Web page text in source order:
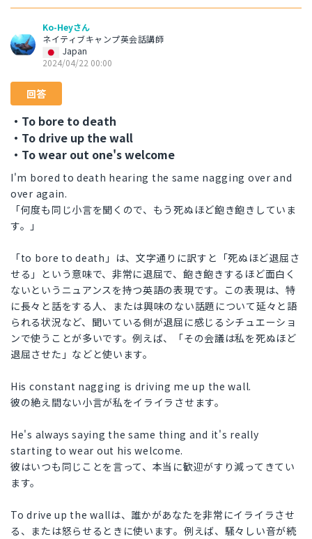
Ko-Heyさん
ネイティブキャンプ英会話講師
Japan
2024/04/22 00:00
回答
・To bore to death
・To drive up the wall
・To wear out one's welcome
I'm bored to death hearing the same nagging over and
over again.
「何度も同じ小言を聞くので、もう死ぬほど飽き飽きしていま
す。」
「to bore to death」は、文字通りに訳すと「死ぬほど退屈さ
せる」という意味で、非常に退屈で、飽き飽きするほど面白く
ないというニュアンスを持つ英語の表現です。この表現は、特
に長々と話をする人、または興味のない話題について延々と語
られる状況など、聞いている側が退屈に感じるシチュエーショ
ンで使うことが多いです。例えば、「その会議は私を死ぬほど
退屈させた」などと使います。
His constant nagging is driving me up the wall.
彼の絶え間ない小言が私をイライラさせます。
He's always saying the same thing and it's really
starting to wear out his welcome.
彼はいつも同じことを言って、本当に歓迎がすり減ってきてい
ます。
To drive up the wallは、誰かがあなたを非常にイライラさせ
る、または怒らせるときに使います。例えば、騒々しい音が続